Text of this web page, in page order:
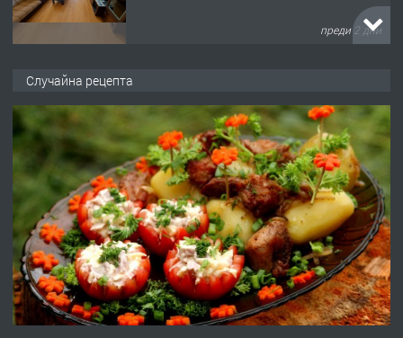
преди 2 дни
АПАРТАМЕНТ В ЦЕНТЪРА НА ГР.
ХАСКОВО
преди 3 дни
ПРЕДЛАГА Давам гараж под наем
преди 3 дни
ПРЕДЛАГА
№4120 Магазин/Офис под наем в кв.
Случайна рецепта